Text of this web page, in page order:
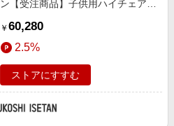
ン【受注商品】子供用ハイチェア
ル:3177 カラードアッシュ／ブラッ
ク 椅子【三越伊勢丹/公式】
￥ 60,280
2.5%
ストアにすすむ